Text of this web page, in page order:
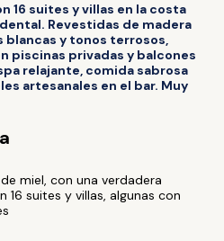
16 suites y villas en la costa
Revestidas de madera
blancas y tonos terrosos,
piscinas privadas y balcones
relajante, comida sabrosa
artesanales en el bar. Muy
miel, con una verdadera
16 suites y villas, algunas con